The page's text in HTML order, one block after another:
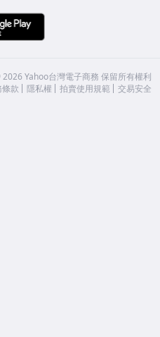
2026 Yahoo台灣電子商務 保留所有權利
條款
隱私權 拍賣使用規範 交易安全